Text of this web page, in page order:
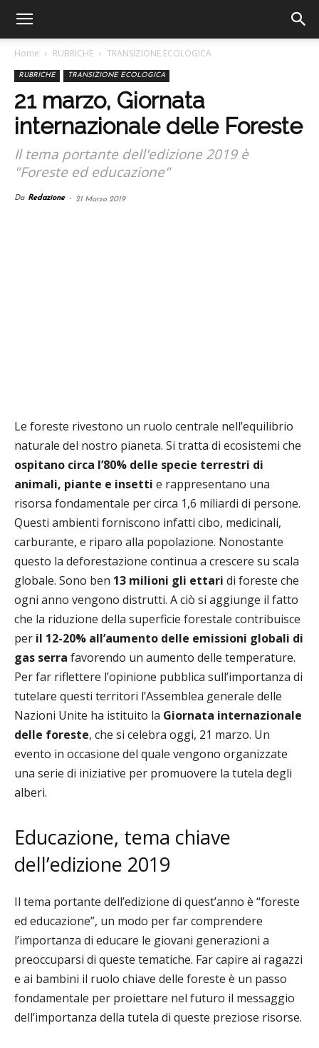
Home RUBRICHE TRANSIZIONE ECOLOGICA
RUBRICHE TRANSIZIONE ECOLOGICA
21 marzo, Giornata
internazionale delle Foreste
Il tema portante dell'edizione 2019 è
"Foreste ed educazione"
Da Redazione - 21 Marzo 2019
Le foreste rivestono un ruolo centrale nell’equilibrio
naturale del nostro pianeta. Si tratta di ecosistemi che
ospitano circa l’80% delle specie terrestri di
animali, piante e insetti e rappresentano una
risorsa fondamentale per circa 1,6 miliardi di persone.
Questi ambienti forniscono infatti cibo, medicinali,
carburante, e riparo alla popolazione. Nonostante
questo la deforestazione continua a crescere su scala
globale. Sono ben 13 milioni gli ettari di foreste che
ogni anno vengono distrutti. A ciò si aggiunge il fatto
che la riduzione della superficie forestale contribuisce
per il 12-20% all’aumento delle emissioni globali di
gas serra favorendo un aumento delle temperature.
Per far riflettere l’opinione pubblica sull’importanza di
tutelare questi territori l’Assemblea generale delle
Nazioni Unite ha istituito la Giornata internazionale
delle foreste, che si celebra oggi, 21 marzo. Un
evento in occasione del quale vengono organizzate
una serie di iniziative per promuovere la tutela degli
alberi.
Educazione, tema chiave
dell’edizione 2019
Il tema portante dell’edizione di quest’anno è “foreste
ed educazione”, un modo per far comprendere
l’importanza di educare le giovani generazioni a
preoccuparsi di queste tematiche. Far capire ai ragazzi
e ai bambini il ruolo chiave delle foreste è un passo
fondamentale per proiettare nel futuro il messaggio
dell’importanza della tutela di queste preziose risorse.